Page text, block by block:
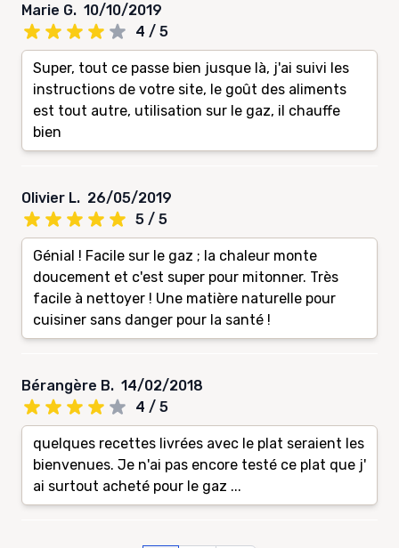
Marie G. 10/10/2019
4 / 5
Super, tout ce passe bien jusque là, j'ai suivi les
instructions de votre site, le goût des aliments
est tout autre, utilisation sur le gaz, il chauffe
bien
Olivier L. 26/05/2019
5 / 5
Génial ! Facile sur le gaz ; la chaleur monte
doucement et c'est super pour mitonner. Très
facile à nettoyer ! Une matière naturelle pour
cuisiner sans danger pour la santé !
Bérangère B. 14/02/2018
4 / 5
quelques recettes livrées avec le plat seraient les
bienvenues. Je n'ai pas encore testé ce plat que j'
ai surtout acheté pour le gaz ...